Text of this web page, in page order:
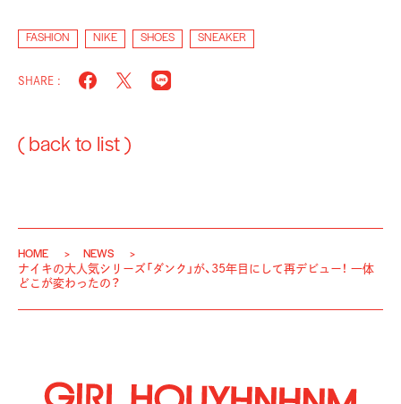
FASHION NIKE SHOES SNEAKER
SHARE :
( back to list )
HOME
NEWS
ナイキの大人気シリーズ「ダンク」が、35年目にして再デビュー！ 一体
どこが変わったの？